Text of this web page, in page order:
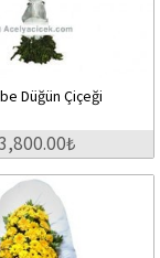
Düğün Çiçeği